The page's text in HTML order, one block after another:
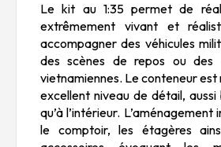
Le kit au 1:35 permet de
extrêmement vivant et
accompagner des véhicules
des scènes de repos ou des
vietnamiennes. Le conteneur est
excellent niveau de détail, aussi
qu’à l’intérieur.
le comptoir, les étagères